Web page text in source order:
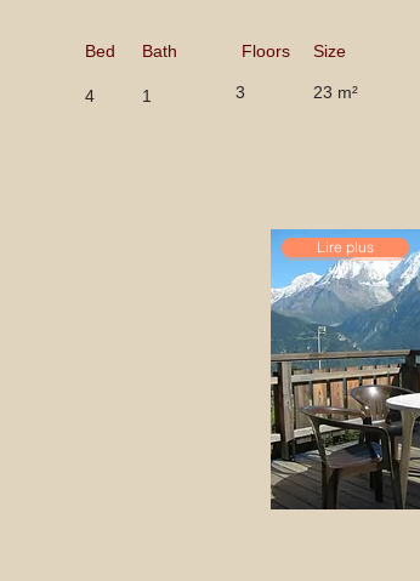
Bed
4
Bath Floors Size
1 3 23 m²
Lire plus